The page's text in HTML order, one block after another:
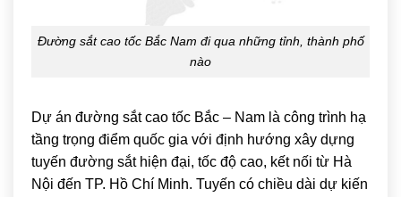
Đường sắt cao tốc Bắc Nam đi qua những tỉnh, thành phố
nào
Dự án đường sắt cao tốc Bắc – Nam là công trình hạ
tầng trọng điểm quốc gia với định hướng xây dựng
tuyến đường sắt hiện đại, tốc độ cao, kết nối từ Hà
Nội đến TP. Hồ Chí Minh. Tuyến có chiều dài dự kiến